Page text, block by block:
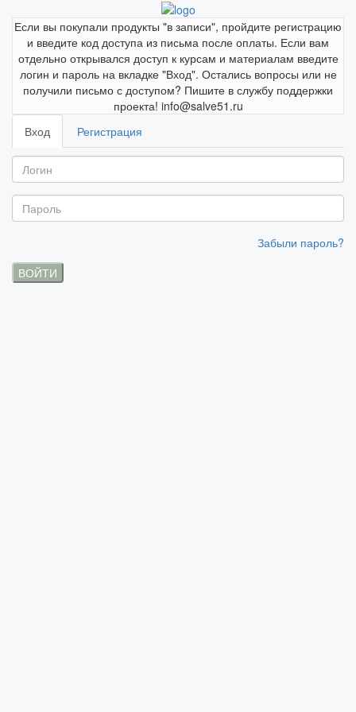
Если вы покупали продукты "в записи", пройдите регистрацию
и введите код доступа из письма после оплаты. Если вам
отдельно открывался доступ к курсам и материалам введите
логин и пароль на вкладке "Вход". Остались вопросы или не
получили письмо с доступом? Пишите в службу поддержки
проекта! info@salve51.ru
Вход
Регистрация
Забыли пароль?
ВОЙТИ